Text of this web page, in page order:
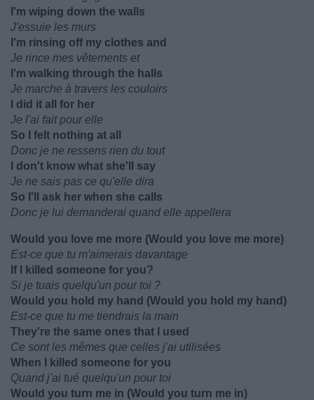
I'm wiping down the walls
J'essuie les murs
I'm rinsing off my clothes and
Je rince mes vêtements et
I'm walking through the halls
Je marche à travers les couloirs
I did it all for her
Je l'ai fait pour elle
So I felt nothing at all
Donc je ne ressens rien du tout
I don't know what she'll say
Je ne sais pas ce qu'elle dira
So I'll ask her when she calls
Donc je lui demanderai quand elle appellera
Would you love me more (Would you love me more)
Est-ce que tu m'aimerais davantage
If I killed someone for you?
Si je tuais quelqu'un pour toi ?
Would you hold my hand (Would you hold my hand)
Est-ce que tu me tiendrais la main
They're the same ones that I used
Ce sont les mêmes que celles j'ai utilisées
When I killed someone for you
Quand j'ai tué quelqu'un pour toi
Would you turn me in (Would you turn me in)